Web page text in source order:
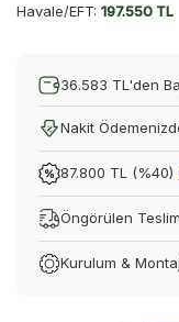
Havale/EFT: 197.550 TL
36.583 TL'den
Nakit
87.800 TL (%40)
Öngörülen
Kurulum & Montaj